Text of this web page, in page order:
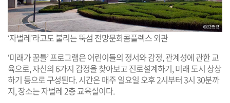
‘자벌레’라고도 불리는 뚝섬 전망문화콤플렉스 외관
‘미래가 꿈틀’ 프로그램은 어린이들의 정서와 감정, 관계성에 관한 교
육으로, 자신의 6가지 감정을 찾아보고 진로설계하기, 미래 도시 상상
하기 등으로 구성된다. 시간은 매주 일요일 오후 2시부터 3시 30분까
지, 장소는 자벌레 2층 교육실이다.